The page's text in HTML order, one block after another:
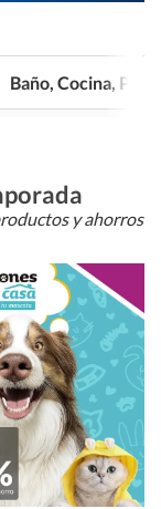
Baño, Cocina, Pisos
y ahorros